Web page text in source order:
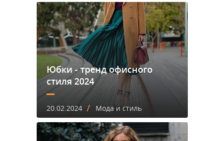
Юбки - тренд офисного
стиля 2024
20.02.2024 / Мода и стиль